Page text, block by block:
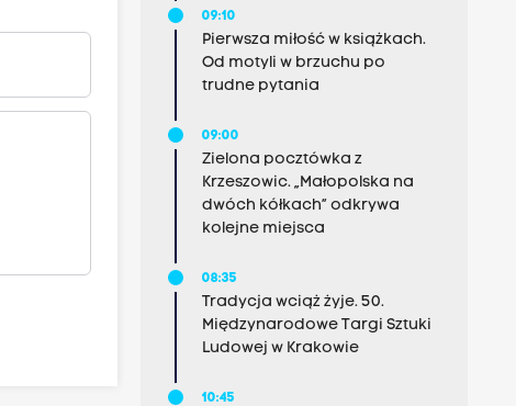
09:10
Pierwsza miłość w książkach.
Od motyli w brzuchu po
trudne pytania
09:00
Zielona pocztówka z
Krzeszowic. „Małopolska na
dwóch kółkach” odkrywa
kolejne miejsca
08:35
Tradycja wciąż żyje. 50.
Międzynarodowe Targi Sztuki
Ludowej w Krakowie
10:45